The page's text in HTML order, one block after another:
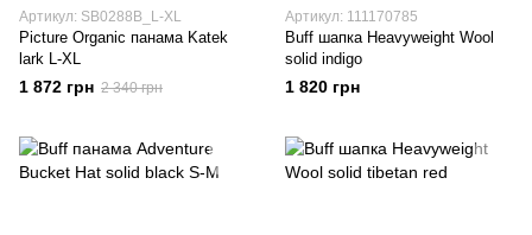
Артикул: SB0288B_L-XL
Picture Organic панама Katek
lark L-XL
1 872 грн 2 340 грн
Артикул: 111170785
Buff шапка Heavyweight Wool
solid indigo
1 820 грн